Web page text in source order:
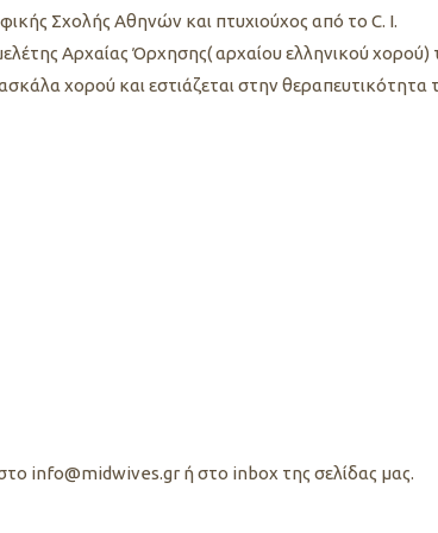
Σχολής Αθηνών και πτυχιούχος από το C. I.
Αρχαίας Όρχησης( αρχαίου ελληνικού χορού)
χορού και εστιάζεται στην θεραπευτικότητα
info@midwives.gr ή στο inbox της σελίδας μας.